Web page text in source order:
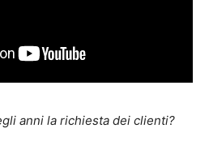
anni la richiesta dei clienti?